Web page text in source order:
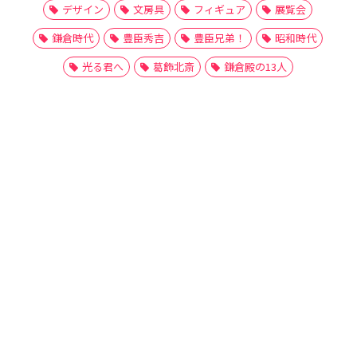
デザイン
文房具 フィギュア
展覧会
鎌倉時代
豊臣秀吉 豊臣兄弟！
昭和時代
光る君へ
葛飾北斎 鎌倉殿の13人